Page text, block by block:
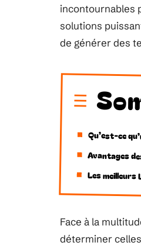
incontournables
solutions
de générer des
Qu’est-ce
Avantages
Les meilleurs
Face à la
déterminer